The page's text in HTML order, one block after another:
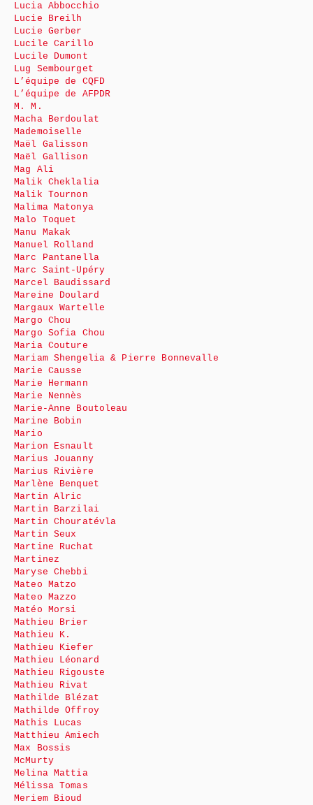
Lucia Abbocchio
Lucie Breilh
Lucie Gerber
Lucile Carillo
Lucile Dumont
Lug Sembourget
L’équipe de CQFD
L’équipe de AFPDR
M. M.
Macha Berdoulat
Mademoiselle
Maël Galisson
Maël Gallison
Mag Ali
Malik Cheklalia
Malik Tournon
Malima Matonya
Malo Toquet
Manu Makak
Manuel Rolland
Marc Pantanella
Marc Saint-Upéry
Marcel Baudissard
Mareine Doulard
Margaux Wartelle
Margo Chou
Margo Sofia Chou
Maria Couture
Mariam Shengelia & Pierre Bonnevalle
Marie Causse
Marie Hermann
Marie Nennès
Marie-Anne Boutoleau
Marine Bobin
Mario
Marion Esnault
Marius Jouanny
Marius Rivière
Marlène Benquet
Martin Alric
Martin Barzilai
Martin Chouratévla
Martin Seux
Martine Ruchat
Martinez
Maryse Chebbi
Mateo Matzo
Mateo Mazzo
Matéo Morsi
Mathieu Brier
Mathieu K.
Mathieu Kiefer
Mathieu Léonard
Mathieu Rigouste
Mathieu Rivat
Mathilde Blézat
Mathilde Offroy
Mathis Lucas
Matthieu Amiech
Max Bossis
McMurty
Melina Mattia
Mélissa Tomas
Meriem Bioud